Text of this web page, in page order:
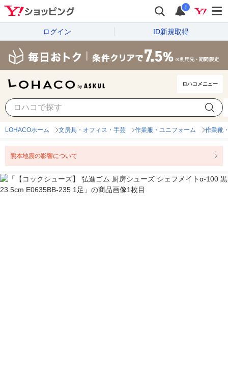
i
ログイン ID新規取得
ロハコメニュー
LOHACOホーム 文房具・オフィス・手芸 作業服・ユニフォーム 作業靴
熊本地震の影響について